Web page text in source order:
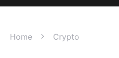
Home Crypto